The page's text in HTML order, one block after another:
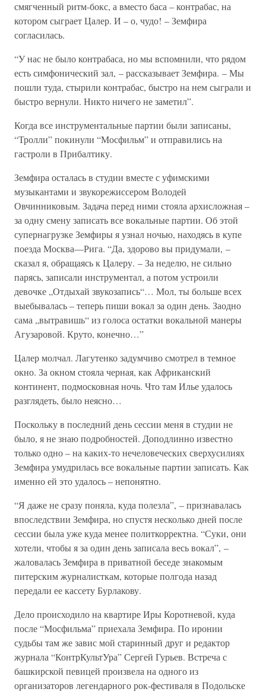
смягченный ритм-бокс, а вместо баса – контрабас, на
котором сыграет Цалер. И – о, чудо! – Земфира
согласилась.
“У нас не было контрабаса, но мы вспомнили, что рядом
есть симфонический зал, – рассказывает Земфира. – Мы
пошли туда, стырили контрабас, быстро на нем сыграли и
быстро вернули. Никто ничего не заметил”.
Когда все инструментальные партии были записаны,
“Тролли” покинули “Мосфильм” и отправились на
гастроли в Прибалтику.
Земфира осталась в студии вместе с уфимскими
музыкантами и звукорежиссером Володей
Овчинниковым. Задача перед ними стояла архисложная –
за одну смену записать все вокальные партии. Об этой
супернагрузке Земфиры я узнал ночью, находясь в купе
поезда Москва—Рига. “Да, здорово вы придумали, –
сказал я, обращаясь к Цалеру. – За неделю, не сильно
парясь, записали инструментал, а потом устроили
девочке „Отдыхай звукозапись“… Мол, ты больше всех
выебывалась – теперь пиши вокал за один день. Заодно
сама „вытравишь“ из голоса остатки вокальной манеры
Агузаровой. Круто, конечно…”
Цалер молчал. Лагутенко задумчиво смотрел в темное
окно. За окном стояла черная, как Африканский
континент, подмосковная ночь. Что там Илье удалось
разглядеть, было неясно…
Поскольку в последний день сессии меня в студии не
было, я не знаю подробностей. Доподлинно известно
только одно – на каких-то нечеловеческих сверхусилиях
Земфира умудрилась все вокальные партии записать. Как
именно ей это удалось – непонятно.
“Я даже не сразу поняла, куда полезла”, – признавалась
впоследствии Земфира, но спустя несколько дней после
сессии была уже куда менее политкорректна. “Суки, они
хотели, чтобы я за один день записала весь вокал”, –
жаловалась Земфира в приватной беседе знакомым
питерским журналисткам, которые полгода назад
передали ее кассету Бурлакову.
Дело происходило на квартире Иры Коротневой, куда
после “Мосфильма” приехала Земфира. По иронии
судьбы там же завис мой старинный друг и редактор
журнала “КонтрКультУра” Сергей Гурьев. Встреча с
башкирской певицей произвела на одного из
организаторов легендарного рок-фестиваля в Подольске